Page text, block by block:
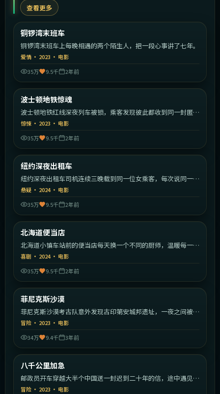
查看更多
热门
铜锣湾末班车
铜锣湾末班车上每晚相遇的两个陌生人，把一段心事讲了七年。
爱情 · 2023 · 电影
35万
9.5千 2年前
热门
波士顿地铁惊魂
波士顿地铁红线深夜列车被锁，乘客发现彼此都收到同一封匿名
信。
惊悚 · 2023 · 电影
35万
9.5千 2年前
热门
纽约深夜出租车
纽约深夜出租车司机连续三晚载到同一位女乘客，每次说同一句
话。
悬疑 · 2024· 电影
35万
9.5千 2年前
热门
北海道便当店
北海道小镇车站前的便当店每天换一个不同的厨师，温暖每一个
赶车人。
喜剧 · 2024· 电影
35万
9.5千 2年前
热门
菲尼克斯沙漠
菲尼克斯沙漠考古队意外发现古印第安城邦遗址，一夜之间被陌
生武装包围。
冒险 · 2023 · 电影
34万
9.4千 3年前
热门
八千公里加急
邮政员开车穿越大半个中国送一封迟到二十年的信，途中遇见各
色旅人。
冒险 · 2023 · 电影